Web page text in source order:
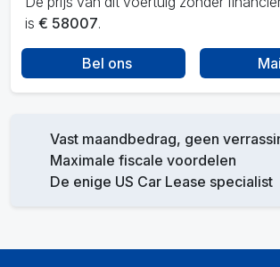
is € 58007.
Bel ons
Vast maandbedrag, geen
Maximale fiscale voordelen
De enige US Car Lease specialist